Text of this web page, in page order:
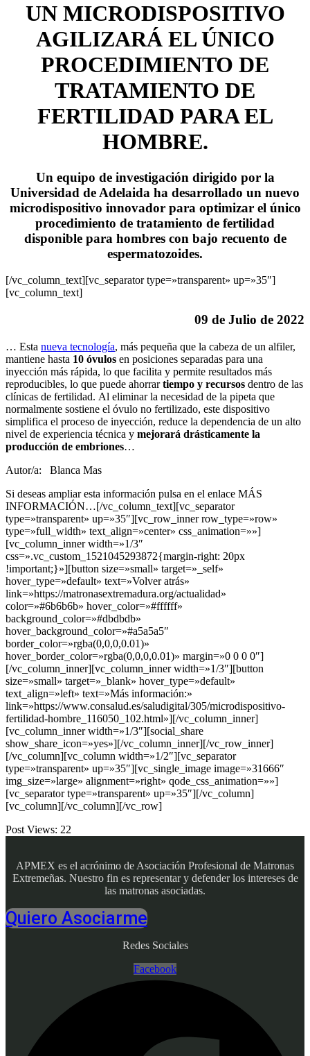
UN MICRODISPOSITIVO
AGILIZARÁ EL ÚNICO
PROCEDIMIENTO DE
TRATAMIENTO DE
FERTILIDAD PARA EL
HOMBRE.
Un equipo de investigación dirigido por la
Universidad de Adelaida ha desarrollado un nuevo
microdispositivo innovador para optimizar el único
procedimiento de tratamiento de fertilidad
disponible para hombres con bajo recuento de
espermatozoides.
[/vc_column_text][vc_separator type=»transparent» up=»35″]
[vc_column_text]
09 de Julio de 2022
… Esta nueva tecnología, más pequeña que la cabeza de un alfiler,
mantiene hasta 10 óvulos en posiciones separadas para una
inyección más rápida, lo que facilita y permite resultados más
reproducibles, lo que puede ahorrartiempo y recursos dentro de las
clínicas de fertilidad. Al eliminar la necesidad de la pipeta que
normalmente sostiene el óvulo no fertilizado, este dispositivo
simplifica el proceso de inyección, reduce la dependencia de un alto
nivel de experiencia técnica y mejorará drásticamente la
producción de embriones…
Autor/a: Blanca Mas
Si deseas ampliar esta información pulsa en el enlace MÁS
INFORMACIÓN…[/vc_column_text][vc_separator
type=»transparent» up=»35″][vc_row_inner row_type=»row»
type=»full_width» text_align=»center» css_animation=»»]
[vc_column_inner width=»1/3″
css=».vc_custom_1521045293872{margin-right: 20px
!important;}»][button size=»small» target=»_self»
hover_type=»default» text=»Volver atrás»
link=»https://matronasextremadura.org/actualidad»
color=»#6b6b6b» hover_color=»#ffffff»
background_color=»#dbdbdb»
hover_background_color=»#a5a5a5″
border_color=»rgba(0,0,0,0.01)»
hover_border_color=»rgba(0,0,0,0.01)» margin=»0 0 0 0″]
[/vc_column_inner][vc_column_inner width=»1/3″][button
size=»small» target=»_blank» hover_type=»default»
text_align=»left» text=»Más información:»
link=»https://www.consalud.es/saludigital/305/microdispositivo-
fertilidad-hombre_116050_102.html»][/vc_column_inner]
[vc_column_inner width=»1/3″][social_share
show_share_icon=»yes»][/vc_column_inner][/vc_row_inner]
[/vc_column][vc_column width=»1/2″][vc_separator
type=»transparent» up=»35″][vc_single_image image=»31666″
img_size=»large» alignment=»right» qode_css_animation=»»]
[vc_separator type=»transparent» up=»35″][/vc_column]
[vc_column][/vc_column][/vc_row]
Post Views: 22
APMEX es el acrónimo de Asociación Profesional de Matronas
Extremeñas. Nuestro fin es representar y defender los intereses de
las matronas asociadas.
Quiero Asociarme
Redes Sociales
Facebook